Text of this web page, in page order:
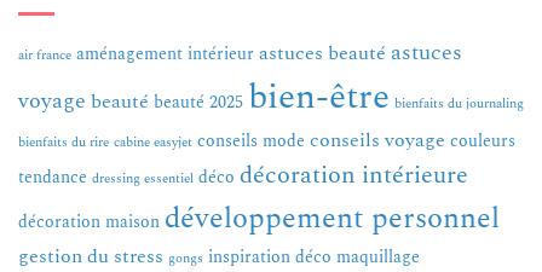
air france aménagement intérieurastuces beauté astuces
voyage beauté beauté 2025 bien-être bienfaits du journaling
bienfaits du rire cabine easyjet conseils mode conseils voyage couleurs
tendance dressing essentiel déco décoration intérieure
décoration maison développement personnel
gestion du stress gongs inspiration déco maquillage